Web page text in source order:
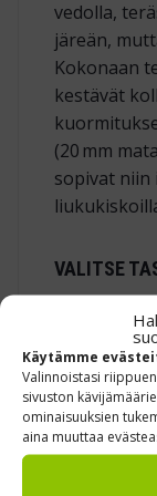
Käytämme
Valinnoistasi
sivuston
ominaisuuksien
aina muuttaa
vedolla,
järeän,
Kokonaan
kestävät
(20 mm
sopivat
VALITSE
2 tasoa
3 tasoa
5 tasoa